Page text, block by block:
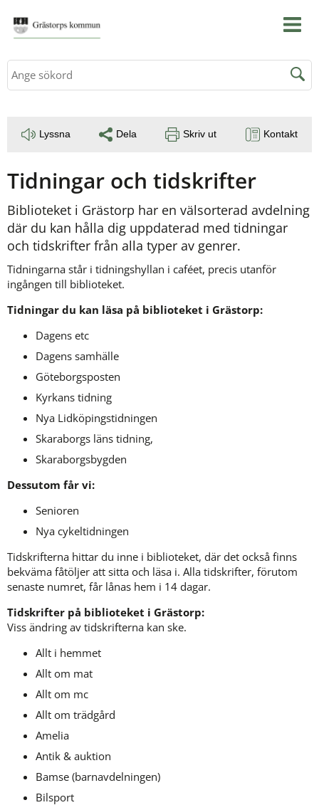
Sök
Lyssna Dela Skriv ut Kontakt
Tidningar och tidskrifter
Biblioteket i Grästorp har en välsorterad avdelning
där du kan hålla dig uppdaterad med tidningar
och tidskrifter från alla typer av genrer.
Tidningarna står i tidningshyllan i caféet, precis utanför
ingången till biblioteket.
Tidningar du kan läsa på biblioteket i Grästorp:
Dagens etc
Dagens samhälle
Göteborgsposten
Kyrkans tidning
Nya Lidköpingstidningen
Skaraborgs läns tidning,
Skaraborgsbygden
Dessutom får vi:
Senioren
Nya cykeltidningen
Tidskrifterna hittar du inne i biblioteket, där det också finns
bekväma fåtöljer att sitta och läsa i. Alla tidskrifter, förutom
senaste numret, får lånas hem i 14 dagar.
Tidskrifter på biblioteket i Grästorp:
Viss ändring av tidskrifterna kan ske.
Allt i hemmet
Allt om mat
Allt om mc
Allt om trädgård
Amelia
Antik & auktion
Bamse (barnavdelningen)
Bilsport